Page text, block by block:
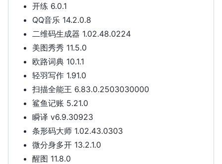
开练 6.0.1
QQ音乐 14.2.0.8
二维码生成器 1.02.48.0224
美图秀秀 11.5.0
欧路词典 10.1.1
轻羽写作 1.91.0
扫描全能王 6.83.0.2503030000
鲨鱼记账 5.21.0
瞬译 v6.9.30923
条形码大师 1.02.43.0303
微分身多开 13.2.1.0
醒图 11.8.0